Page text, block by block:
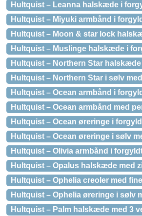
Hultquist – Leanna halskæde i
Hultquist – Miyuki armbånd i
Hultquist – Moon & star lock
Hultquist – Muslinge halskæde i
Hultquist – Northern Star
Hultquist – Northern Star i sølv
Hultquist – Ocean armbånd i
Hultquist – Ocean armbånd med
Hultquist – Ocean øreringe i
Hultquist – Ocean øreringe i sølv
Hultquist – Olivia armbånd i
Hultquist – Opalus halskæde med
Hultquist – Ophelia creoler med
Hultquist – Ophelia øreringe i sølv
Hultquist – Palm halskæde med 3